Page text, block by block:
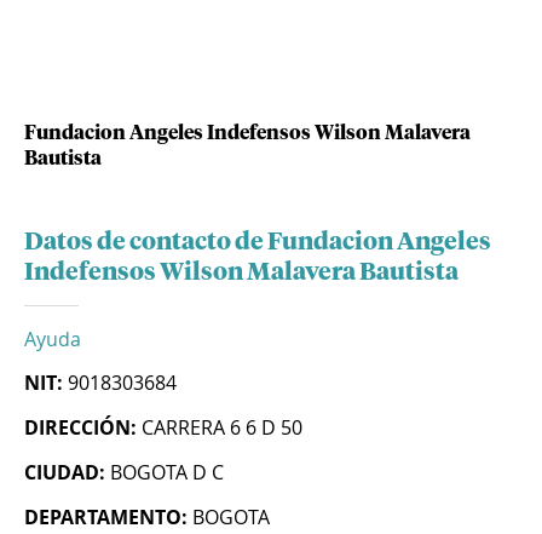
Fundacion Angeles Indefensos Wilson Malavera
Bautista
Datos de contacto de Fundacion Angeles
Indefensos Wilson Malavera Bautista
Ayuda
NIT: 9018303684
DIRECCIÓN: CARRERA 6 6 D 50
CIUDAD: BOGOTA D C
DEPARTAMENTO: BOGOTA